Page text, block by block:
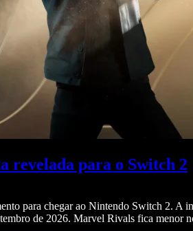
revelada para o Switch 2
para chegar ao Nintendo Switch 2. A
de 2026. Marvel Rivals fica menor